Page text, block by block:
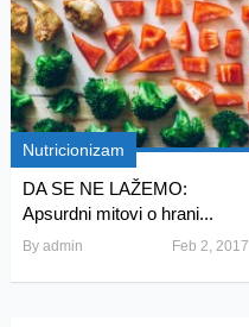
Nutricionizam
DA SE NE LAŽEMO:
Apsurdni mitovi o hrani...
By admin Feb 2, 2017